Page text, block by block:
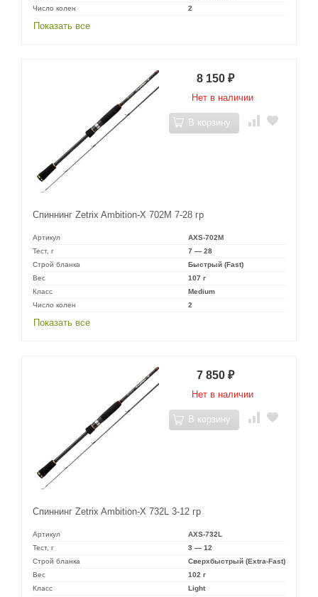
Число колен
2
Показать все
Спиннинг Zetrix Ambition-X 702M 7-28 гр
Артикул
AXS-702M
Тест, г
7 — 28
Строй бланка
Быстрый (Fast)
Вес
107 г
Класс
Medium
Число колен
2
Показать все
8 150 ₽
Нет в наличии
В корзину
Спиннинг Zetrix Ambition-X 732L 3-12 гр
Артикул
AXS-732L
Тест, г
3 — 12
Строй бланка
Сверхбыстрый (Extra-Fast)
Вес
102 г
Класс
Light
7 850 ₽
Нет в наличии
В корзину